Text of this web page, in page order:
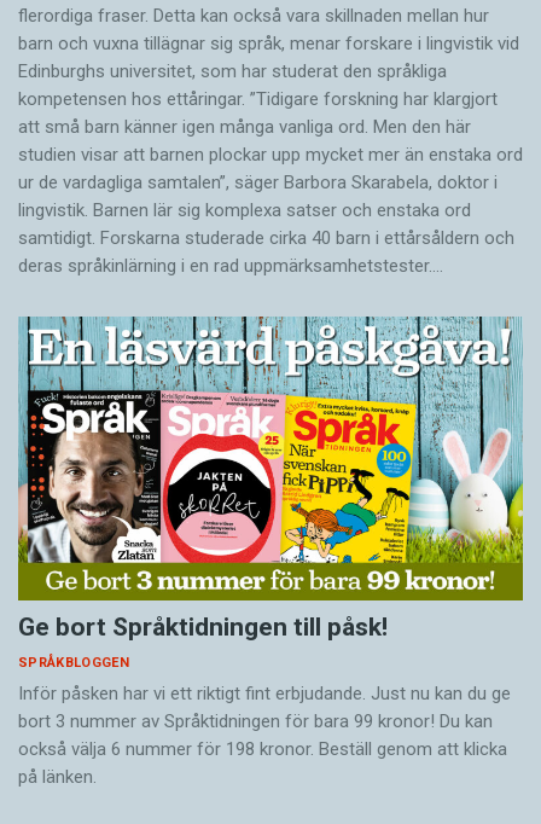
flerordiga fraser. Detta kan också vara skillnaden mellan hur
barn och vuxna tillägnar sig språk, menar forskare i lingvistik vid
Edinburghs universitet, som har studerat den språkliga
kompetensen hos ettåringar. ”Tidigare forskning har klargjort
att små barn känner igen många vanliga ord. Men den här
studien visar att barnen plockar upp mycket mer än enstaka ord
ur de vardagliga samtalen”, säger Barbora Skarabela, doktor i
lingvistik. Barnen lär sig komplexa satser och enstaka ord
samtidigt. Forskarna studerade cirka 40 barn i ettårsåldern och
deras språkinlärning i en rad uppmärksamhetstester.…
Ge bort Språktidningen till påsk!
SPRÅKBLOGGEN
Inför påsken har vi ett riktigt fint erbjudande. Just nu kan du ge
bort 3 nummer av Språktidningen för bara 99 kronor! Du kan
också välja 6 nummer för 198 kronor. Beställ genom att klicka
på länken.